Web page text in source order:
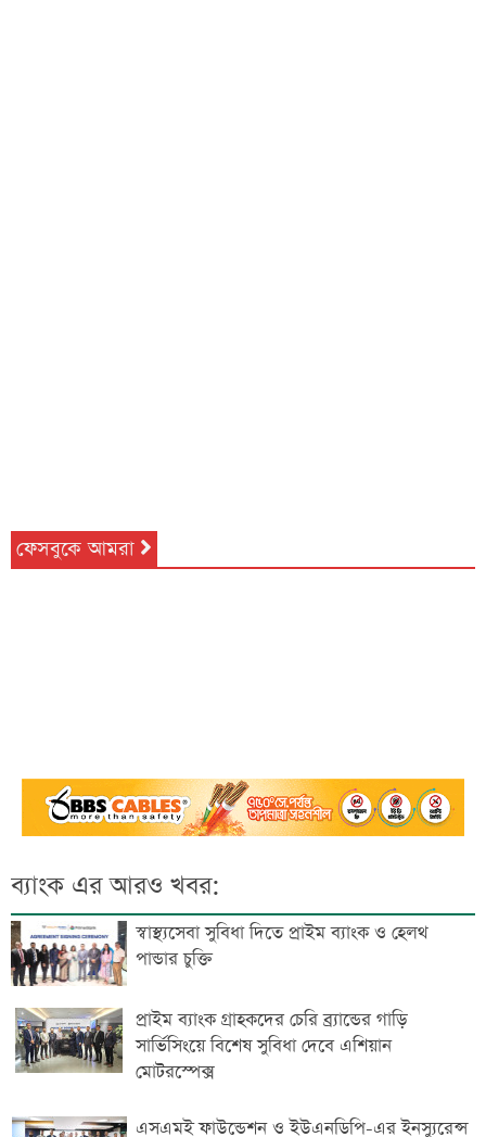
ফেসবুকে আমরা
ব্যাংক এর আরও খবর:
স্বাস্থ্যসেবা সুবিধা দিতে প্রাইম ব্যাংক ও হেলথ
পান্ডার চুক্তি
প্রাইম ব্যাংক গ্রাহকদের চেরি ব্র্যান্ডের গাড়ি
সার্ভিসিংয়ে বিশেষ সুবিধা দেবে এশিয়ান
মোটরস্পেক্স
এসএমই ফাউন্ডেশন ও ইউএনডিপি-এর ইনস্যুরেন্স